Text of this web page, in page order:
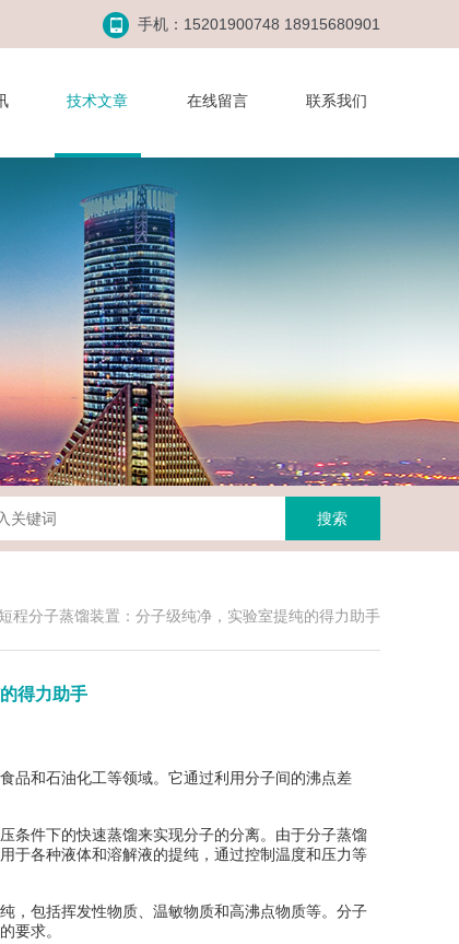
手机：15201900748 18915680901
技术文章 在线留言 联系我们
短程分子蒸馏装置：分子级纯净，实验室提纯的得力助手
得力助手
和石油化工等领域。它通过利用分子间的沸点差
件下的快速蒸馏来实现分子的分离。由于分子蒸馏
于各种液体和溶解液的提纯，通过控制温度和压力等
包括挥发性物质、温敏物质和高沸点物质等。分子
要求。